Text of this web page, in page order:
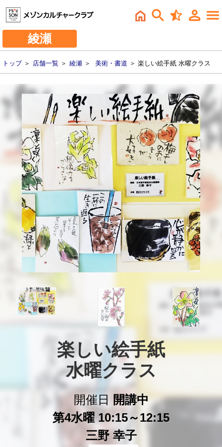
綾瀬
トップ＞ 店舗一覧 ＞ 綾瀬 ＞ 美術・書道 ＞ 楽しい絵手紙 水曜クラス
楽しい絵手紙
水曜クラス
開催日
開講中
第4水曜 10:15～12:15
三野 幸子